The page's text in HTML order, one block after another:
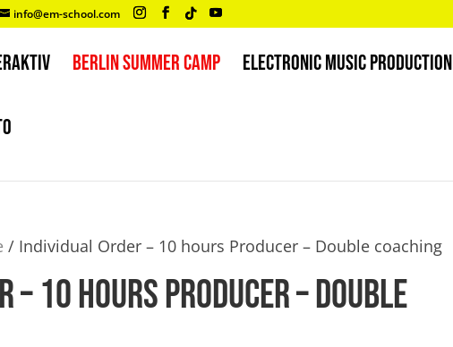
info@em-school.com
BERLIN SUMMER CAMP ELECTRONIC MUSIC PRODUCTION
/ Individual Order – 10 hours Producer – Double coaching
10 hours Producer – Double